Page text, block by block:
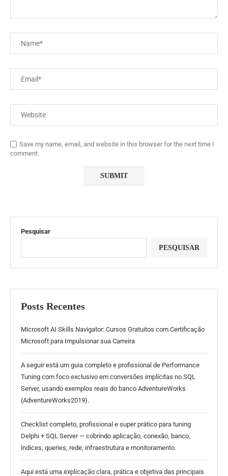
Save my name, email, and website in this browser for the next time I
comment.
Pesquisar
PESQUISAR
Posts Recentes
Microsoft AI Skills Navigator: Cursos Gratuitos com Certificação
Microsoft para Impulsionar sua Carreira
A seguir está um guia completo e profissional de Performance
Tuning com foco exclusivo em conversões implícitas no SQL
Server, usando exemplos reais do banco AdventureWorks
(AdventureWorks2019).
Checklist completo, profissional e super prático para tuning
Delphi + SQL Server — cobrindo aplicação, conexão, banco,
índices, queries, rede, infraestrutura e monitoramento.
Aqui está uma explicação clara, prática e objetiva das principais